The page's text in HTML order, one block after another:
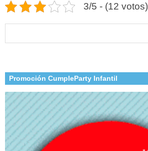
3/5 - (12 votos)
Promoción CumpleParty Infantil